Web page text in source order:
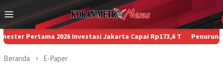
ke
konten
Menu
Mobile
Pertama 2026 Investasi Jakarta Capai Rp173,6 T Penurunan
Beranda E-Paper